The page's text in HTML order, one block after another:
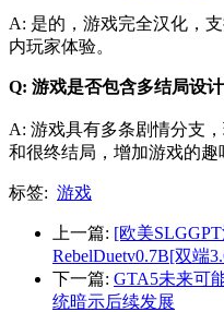
A: 是的，游戏完全汉化，
内玩家体验。
Q: 游戏是否包含多结局设
A: 游戏具有多条剧情分支
和很终结局，增加游戏的趣
标签: 游戏
上一篇: [欧美
RebelDuetv0.7B[双端
下一篇: GTA5未来可
统暗示后续发展